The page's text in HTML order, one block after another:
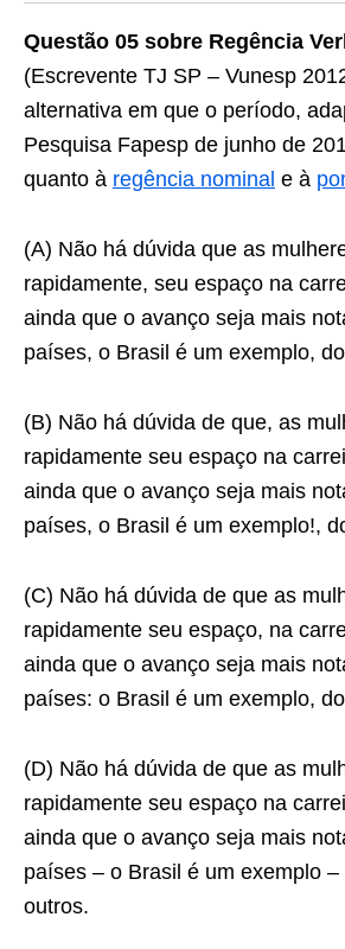
Questão 05 sobre Regência
(Escrevente TJ SP – Vunesp
alternativa em que o período,
Pesquisa Fapesp de junho de
quanto à regência nominal e à
(A) Não há dúvida que as
rapidamente, seu espaço na
ainda que o avanço seja mais
países, o Brasil é um exemplo,
(B) Não há dúvida de que, as
rapidamente seu espaço na
ainda que o avanço seja mais
países, o Brasil é um exemplo!,
(C) Não há dúvida de que as
rapidamente seu espaço, na
ainda que o avanço seja mais
países: o Brasil é um exemplo,
(D) Não há dúvida de que as
rapidamente seu espaço na
ainda que o avanço seja mais
países – o Brasil é um exemplo –
outros.